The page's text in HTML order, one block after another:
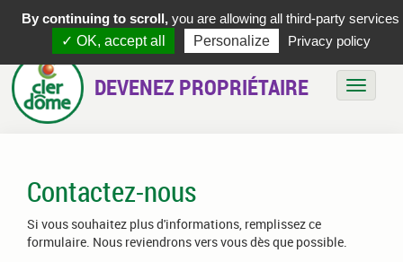
DEVENEZ PROPRIÉTAIRE
Contactez-nous
Si vous souhaitez plus d'informations, remplissez ce
formulaire. Nous reviendrons vers vous dès que possible.
By continuing to scroll, you are allowing all third-party services
✓ OK, accept all
Personalize Privacy policy